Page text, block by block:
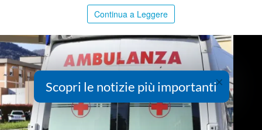
Continua a Leggere
×
Scopri le notizie più importanti